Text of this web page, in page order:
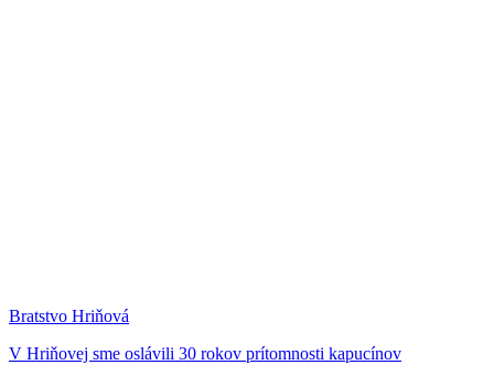
Bratstvo Hriňová
V Hriňovej sme oslávili 30 rokov prítomnosti kapucínov